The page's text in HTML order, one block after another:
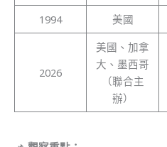
1994
美國
2026
美國、加拿
大、墨西哥
（聯合主
辦）